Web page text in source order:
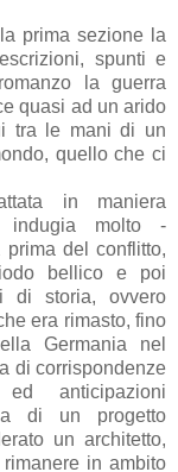
prima sezione la
spunti e
la guerra
quasi ad un arido
tra le mani di un
quello che ci
in maniera
indugia molto -
del conflitto,
bellico e poi
di storia, ovvero
era rimasto, fino
Germania nel
di corrispondenze
anticipazioni
di un progetto
un architetto,
in ambito